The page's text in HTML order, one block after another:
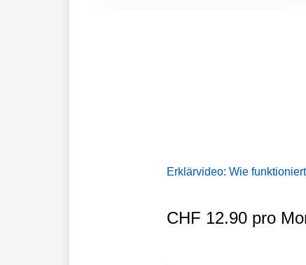
Erklärvideo: Wie
CHF 12.90 pro